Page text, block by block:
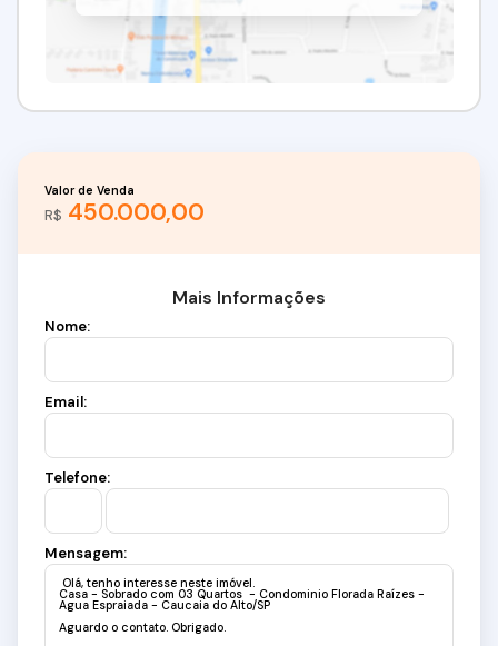
R$ 450.000,00
Valor de Venda
Mais Informações
Nome:
Email:
Telefone:
Mensagem: